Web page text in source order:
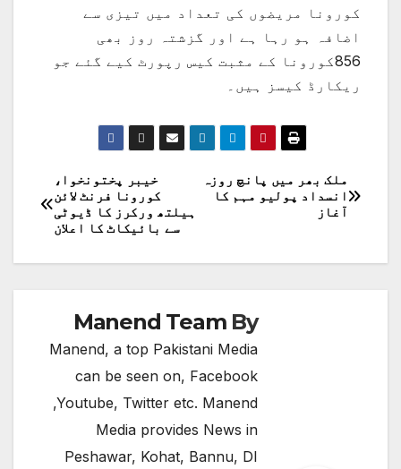
کورونا مریضوں کی تعداد میں تیزی سے
اضافہ ہو رہا ہے اور گزشتہ روز بھی
856کورونا کے مثبت کیس رپورٹ کیے گئے جو
ریکارڈ کیسز ہیں۔
پوسٹوں
کی
نیویگیشن
خیبر پختونخوا،
کورونا فرنٹ لائن
ہیلتھ ورکرز کا ڈیوٹی
سے بائیکاٹ کا اعلان
ملک بھر میں پانچ روزہ
انسداد پولیو مہم کا
آغاز
By
Manend Team
Manend, a top Pakistani Media
can be seen on, Facebook
,Youtube, Twitter etc. Manend
Media provides News in
Peshawar, Kohat, Bannu, DI